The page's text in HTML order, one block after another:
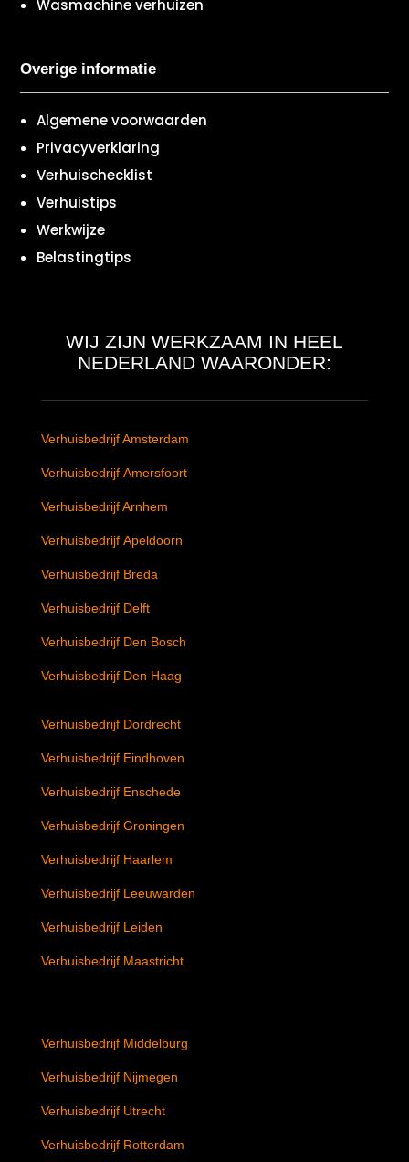
Wasmachine verhuizen
Overige informatie
Algemene voorwaarden
Privacyverklaring
Verhuischecklist
Verhuistips
Werkwijze
Belastingtips
WIJ ZIJN WERKZAAM IN HEEL
NEDERLAND WAARONDER:
Verhuisbedrijf Amsterdam
Verhuisbedrijf Amersfoort
Verhuisbedrijf Arnhem
Verhuisbedrijf Apeldoorn
Verhuisbedrijf Breda
Verhuisbedrijf Delft
Verhuisbedrijf Den Bosch
Verhuisbedrijf Den Haag
Verhuisbedrijf Dordrecht
Verhuisbedrijf Eindhoven
Verhuisbedrijf Enschede
Verhuisbedrijf Groningen
Verhuisbedrijf Haarlem
Verhuisbedrijf Leeuwarden
Verhuisbedrijf Leiden
Verhuisbedrijf Maastricht
Verhuisbedrijf Middelburg
Verhuisbedrijf Nijmegen
Verhuisbedrijf Utrecht
Verhuisbedrijf Rotterdam